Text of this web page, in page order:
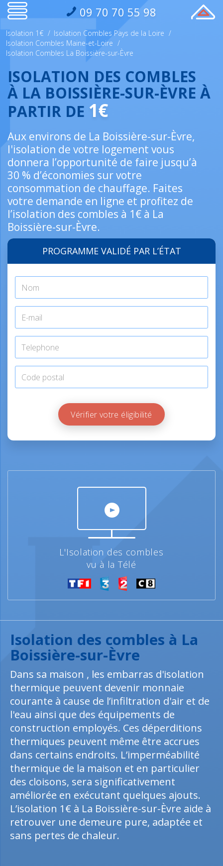
09 70 70 55 98
Isolation 1€ / Isolation Combles Pays de la Loire /
Isolation Combles Maine-et-Loire /
Isolation Combles La Boissière-sur-Èvre
ISOLATION DES COMBLES
À LA BOISSIÈRE-SUR-ÈVRE À
PARTIR DE 1€
Aux environs de La Boissière-sur-Èvre,
l'isolation de votre logement vous
donnera l’opportunité de faire jusqu’à
30 % d’économies sur votre
consommation de chauffage. Faites
votre demande en ligne et profitez de
l’isolation des combles à 1€ à La
Boissière-sur-Èvre.
PROGRAMME VALIDÉ PAR L’ÉTAT
Vérifier votre éligibilité
L'Isolation des combles
vu à la Télé
Isolation des combles à La
Boissière-sur-Èvre
Dans sa maison , les embarras d'isolation
thermique peuvent devenir monnaie
courante à cause de l’infiltration d'air et de
l'eau ainsi que des équipements de
construction employés. Ces déperditions
thermiques peuvent même être accrues
dans certains endroits. L’imperméabilité
thermique de la maison et en particulier
des cloisons, sera significativement
améliorée en exécutant quelques ajouts.
L’isolation 1€ à La Boissière-sur-Èvre aide à
retrouver une demeure pure, adaptée et
sans pertes de chaleur.